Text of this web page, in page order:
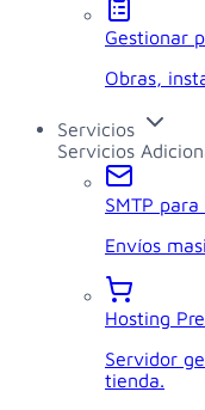
Gestionar
Obras,
Servicios
Servicios
SMTP
Envíos
Hosting
Servidor
tienda.